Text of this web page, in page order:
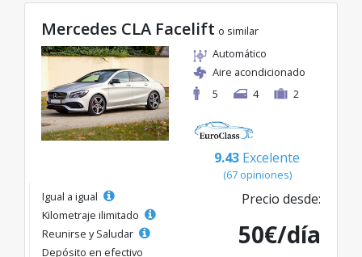
Mercedes CLA Facelift o similar
Automático
Aire acondicionado
5
4 2
9.43 Excelente
(67 opiniones)
Igual a igual
Kilometraje ilimitado
Reunirse y Saludar
Depósito en efectivo
Precio desde:
50€/día